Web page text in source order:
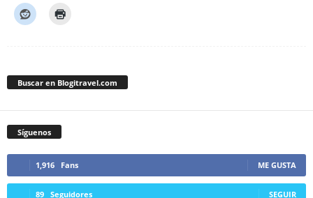
Buscar en Blogitravel.com
Síguenos
1,916 Fans ME GUSTA
89 Seguidores SEGUIR